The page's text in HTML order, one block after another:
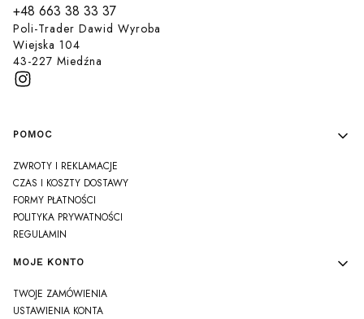
+48 663 38 33 37
Poli-Trader Dawid Wyroba
Wiejska 104
43-227 Miedźna
Linki w stopce
POMOC
ZWROTY I REKLAMACJE
CZAS I KOSZTY DOSTAWY
FORMY PŁATNOŚCI
POLITYKA PRYWATNOŚCI
REGULAMIN
MOJE KONTO
TWOJE ZAMÓWIENIA
USTAWIENIA KONTA